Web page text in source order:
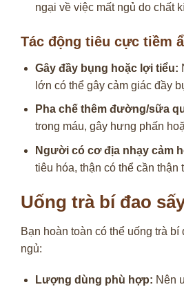
ngại về việc mất ngủ do chất
Tác động tiêu cực tiềm
Gây đầy bụng hoặc lợi tiểu:
lớn có thể gây cảm giác đầy
Pha chế thêm đường/sữa
trong máu, gây hưng phấn
Người có cơ địa nhạy cảm
tiêu hóa, thận có thể cần thận
Uống trà bí đao
Bạn hoàn toàn có thể uống trà
ngủ:
Lượng dùng phù hợp: Nên